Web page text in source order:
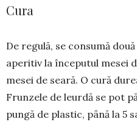
Cura
De regulă, se consumă
ape­ritiv la începutul mesei
mesei de seară. O cură
Frunzele de leurdă se pot
pungă de plastic, până la 5